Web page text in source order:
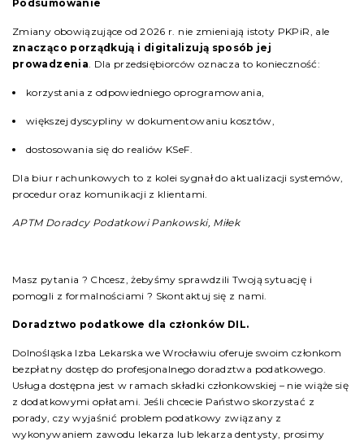
Podsumowanie
Zmiany obowiązujące od 2026 r. nie zmieniają istoty PKPiR, ale
znacząco porządkują i digitalizują sposób jej
prowadzenia. Dla przedsiębiorców oznacza to konieczność:
korzystania z odpowiedniego oprogramowania,
większej dyscypliny w dokumentowaniu kosztów,
dostosowania się do realiów KSeF.
Dla biur rachunkowych to z kolei sygnał do aktualizacji systemów,
procedur oraz komunikacji z klientami.
APTM Doradcy Podatkowi Pankowski, Miłek
Masz pytania ? Chcesz, żebyśmy sprawdzili Twoją sytuację i
pomogli z formalnościami ? Skontaktuj się z nami.
Doradztwo podatkowe dla członków DIL.
Dolnośląska Izba Lekarska we Wrocławiu oferuje swoim członkom
bezpłatny dostęp do profesjonalnego doradztwa podatkowego.
Usługa dostępna jest w ramach składki członkowskiej – nie wiąże się
z dodatkowymi opłatami. Jeśli chcecie Państwo skorzystać z
porady, czy wyjaśnić problem podatkowy związany z
wykonywaniem zawodu lekarza lub lekarza dentysty, prosimy